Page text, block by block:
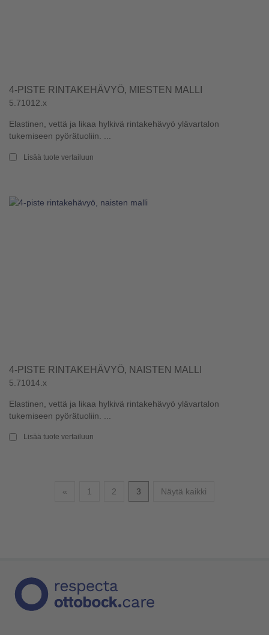
4-PISTE RINTAKEHÄVYÖ, MIESTEN MALLI
5.71012.x
Elastinen, vettä ja likaa hylkivä rintakehävyö ylävartalon
tukemiseen pyörätuoliin. ...
Lisää tuote vertailuun
4-PISTE RINTAKEHÄVYÖ, NAISTEN MALLI
5.71014.x
Elastinen, vettä ja likaa hylkivä rintakehävyö ylävartalon
tukemiseen pyörätuoliin. ...
Lisää tuote vertailuun
« Edellinen
1 2 3 Näytä kaikki